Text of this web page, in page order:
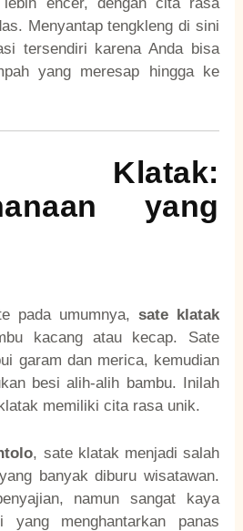
Menyantap tengkleng di sini
tersendiri karena Anda bisa
yang meresap hingga ke
Klatak:
yang
pada umumnya, sate klatak
kacang atau kecap. Sate
garam dan merica, kemudian
besi alih-alih bambu. Inilah
memiliki cita rasa unik.
, sate klatak menjadi salah
banyak diburu wisatawan.
namun sangat kaya
yang menghantarkan panas